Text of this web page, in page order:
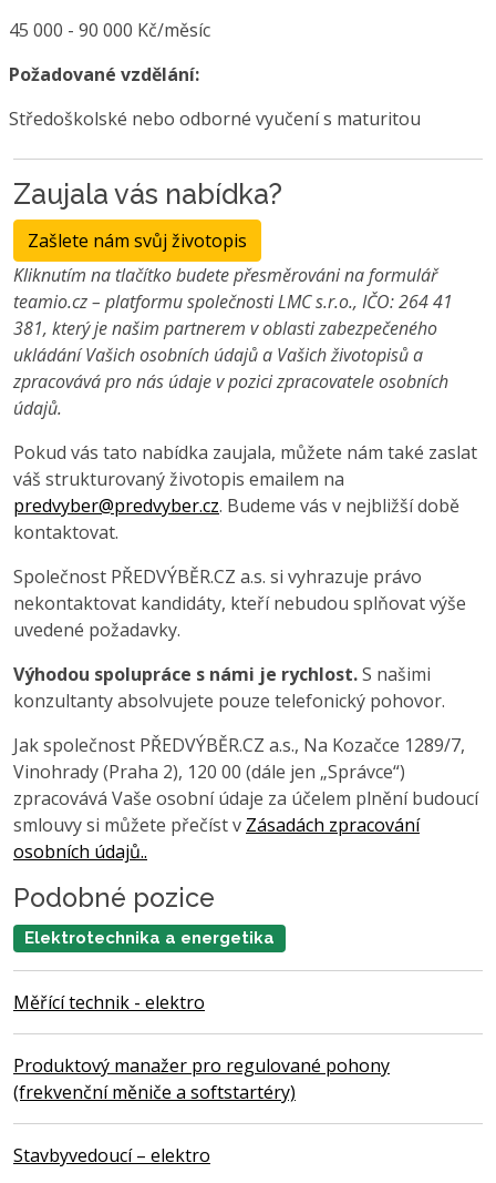
45 000 - 90 000 Kč/měsíc
Požadované vzdělání:
Středoškolské nebo odborné vyučení s maturitou
Zaujala vás nabídka?
Zašlete nám svůj životopis
Kliknutím na tlačítko budete přesměrováni na formulář
teamio.cz – platformu společnosti LMC s.r.o., IČO: 264 41
381, který je našim partnerem v oblasti zabezpečeného
ukládání Vašich osobních údajů a Vašich životopisů a
zpracovává pro nás údaje v pozici zpracovatele osobních
údajů.
Pokud vás tato nabídka zaujala, můžete nám také zaslat
váš strukturovaný životopis emailem na
predvyber@predvyber.cz. Budeme vás v nejbližší době
kontaktovat.
Společnost PŘEDVÝBĚR.CZ a.s. si vyhrazuje právo
nekontaktovat kandidáty, kteří nebudou splňovat výše
uvedené požadavky.
Výhodou spolupráce s námi je rychlost.S našimi
konzultanty absolvujete pouze telefonický pohovor.
Jak společnost PŘEDVÝBĚR.CZ a.s., Na Kozačce 1289/7,
Vinohrady (Praha 2), 120 00 (dále jen „Správce“)
zpracovává Vaše osobní údaje za účelem plnění budoucí
smlouvy si můžete přečíst v Zásadách zpracování
osobních údajů..
Podobné pozice
Elektrotechnika a energetika
Měřící technik - elektro
Produktový manažer pro regulované pohony
(frekvenční měniče a softstartéry)
Stavbyvedoucí – elektro